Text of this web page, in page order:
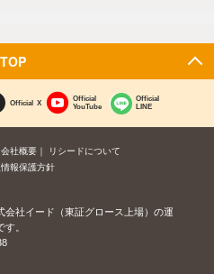
TOP
Official X
Official
YouTube
Official
LINE
会社概要
リシードについて
報保護方針
会社イード（東証グロース上場）の運
。